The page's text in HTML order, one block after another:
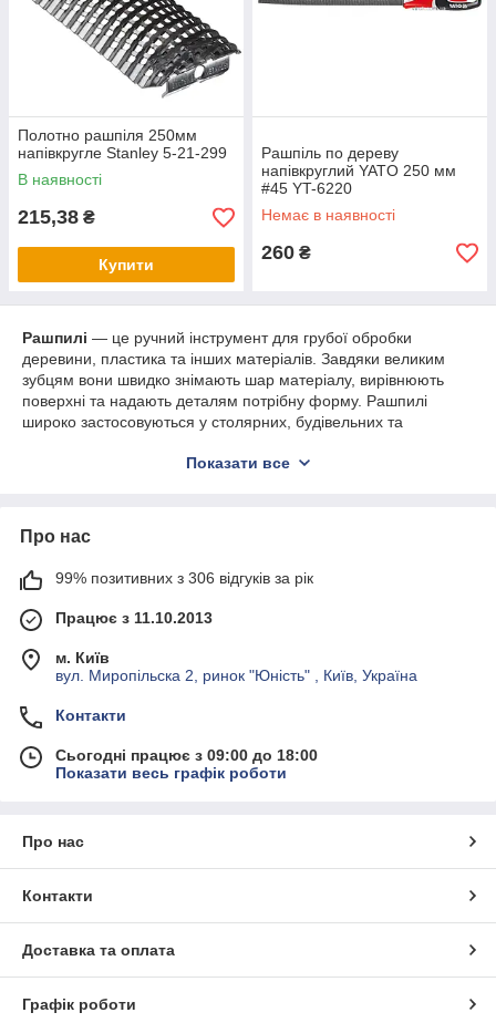
Полотно рашпіля 250мм
напівкругле Stanley 5-21-299
В наявності
215,38 ₴
Купити
Рашпіль по дереву
напівкруглий YATO 250 мм
#45 YT-6220
Немає в наявності
260 ₴
Рашпилі — це ручний інструмент для грубої обробки
деревини, пластика та інших матеріалів. Завдяки великим
зубцям вони швидко знімають шар матеріалу, вирівнюють
поверхні та надають деталям потрібну форму. Рашпилі
широко застосовуються у столярних, будівельних та
та інші профілі для різних завдань.
до навантажень.
Зручність у роботі
забезпечують комфорт навіть при тривалому
Для кого підходять:
Столяри та майстри деревообробки.
Будівельники та ремонтні бригади.
Показати все
Про нас
99% позитивних з 306 відгуків за рік
Працює з 11.10.2013
м. Київ
вул. Миропільска 2, ринок "Юність" , Київ, Україна
Контакти
Сьогодні працює з 09:00 до 18:00
Показати весь графік роботи
Про нас
Контакти
Доставка та оплата
Графік роботи